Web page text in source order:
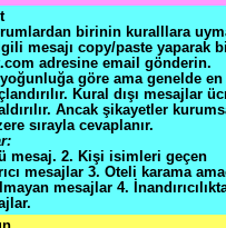
birinin kuralllara
mesajı copy/paste yaparak
adresine email gönderin.
göre ama genelde
Kural dışı mesajlar
Ancak şikayetler
sırayla cevaplanır.
mesaj. 2. Kişi isimleri geçen
mesajlar 3. Oteli karama
mesajlar 4.